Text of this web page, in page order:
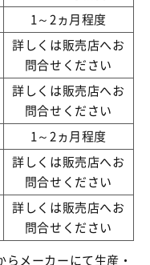
1～2ヵ月程度
詳しくは販売店へお
問合せください
詳しくは販売店へお
問合せください
1～2ヵ月程度
詳しくは販売店へお
問合せください
詳しくは販売店へお
問合せください
メーカーにて生産・